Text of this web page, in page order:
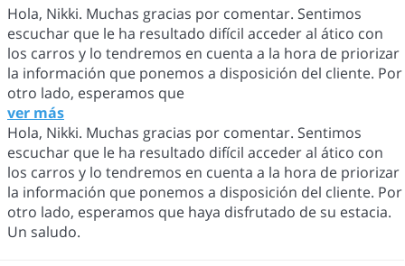
Hola, Nikki. Muchas gracias por comentar. Sentimos
escuchar que le ha resultado difícil acceder al ático con
los carros y lo tendremos en cuenta a la hora de priorizar
la información que ponemos a disposición del cliente. Por
otro lado, esperamos que
ver más
Hola, Nikki. Muchas gracias por comentar. Sentimos
escuchar que le ha resultado difícil acceder al ático con
los carros y lo tendremos en cuenta a la hora de priorizar
la información que ponemos a disposición del cliente. Por
otro lado, esperamos que haya disfrutado de su estacia.
Un saludo.